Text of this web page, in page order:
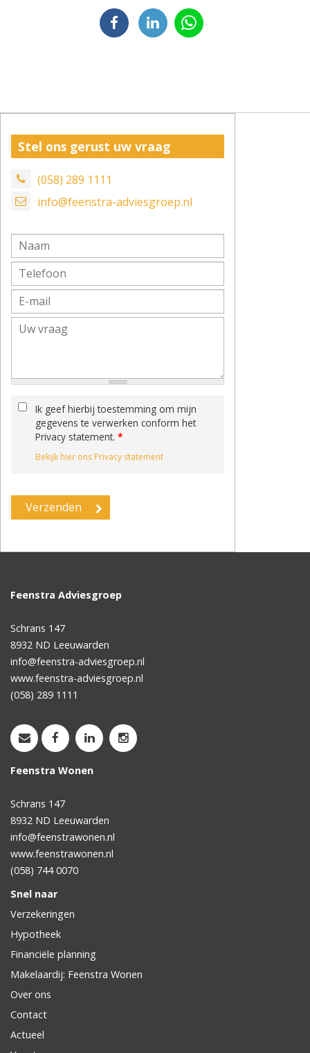
Stel ons gerust uw vraag
(058) 289 1111
info@feenstra-adviesgroep.nl
Ik geef hierbij toestemming om mijn
gegevens te verwerken conform het
Privacy statement. *
Bekijk hier ons Privacy statement
Feenstra Adviesgroep
Schrans 147
8932 ND Leeuwarden
info@feenstra-adviesgroep.nl
www.feenstra-adviesgroep.nl
(058) 289 1111
Feenstra Wonen
Schrans 147
8932 ND Leeuwarden
info@feenstrawonen.nl
www.feenstrawonen.nl
(058) 744 0070
Snel naar
Verzekeringen
Hypotheek
Financiële planning
Makelaardij: Feenstra Wonen
Over ons
Contact
Actueel